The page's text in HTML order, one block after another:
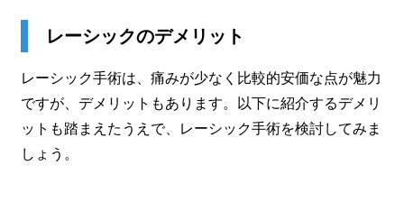
レーシックのデメリット
レーシック手術は、痛みが少なく比較的安価な点が魅力
ですが、デメリットもあります。以下に紹介するデメリ
ットも踏まえたうえで、レーシック手術を検討してみま
しょう。